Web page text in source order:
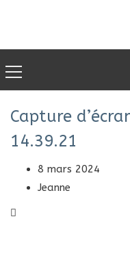
Capture
14.39.21
8 mars 2024
Jeanne